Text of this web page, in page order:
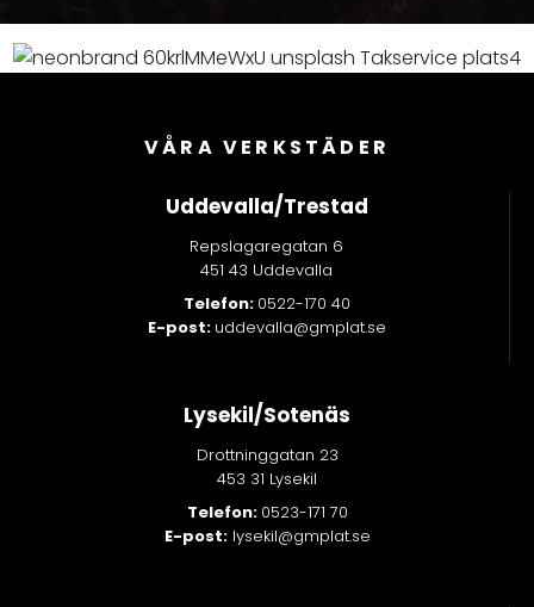
VÅRA VERKSTÄDER
Uddevalla/Trestad
Repslagaregatan 6
451 43 Uddevalla
Telefon: 0522-170 40
E-post: uddevalla@gmplat.se
Lysekil/Sotenäs
Drottninggatan 23
453 31 Lysekil
Telefon: 0523-171 70
E-post:lysekil@gmplat.se